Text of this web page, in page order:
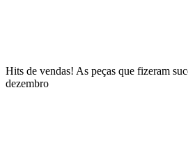
Hits de vendas! As peças que fizeram
dezembro